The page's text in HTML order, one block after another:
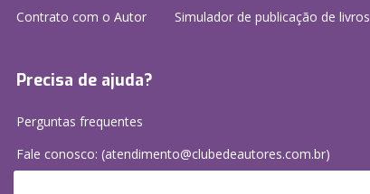
Contrato com o Autor
Simulador de publicação de livros
Precisa de ajuda?
Perguntas frequentes
Fale conosco: (atendimento@clubedeautores.com.br)